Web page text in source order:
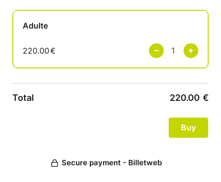
Adulte
220.00€
Total 220.00 €
Secure payment - Billetweb